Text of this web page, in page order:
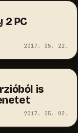
PC
2017. 05. 22.
is
2017. 05. 02.